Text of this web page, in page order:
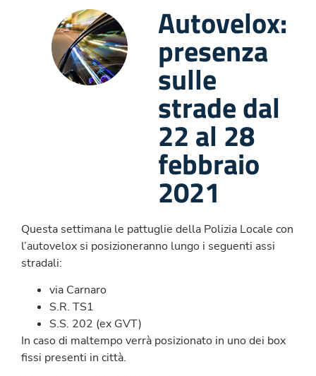
Autovelox:
presenza
sulle
strade dal
22 al 28
febbraio
2021
Questa settimana le pattuglie della Polizia Locale con
l’autovelox si posizioneranno lungo i seguenti assi
stradali:
via Carnaro
S.R. TS1
S.S. 202 (ex GVT)
In caso di maltempo verrà posizionato in uno dei box
fissi presenti in città.